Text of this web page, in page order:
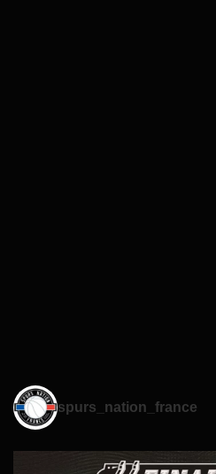
spurs_nation_france